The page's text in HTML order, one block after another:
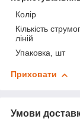
Колір
Кількість
ліній
Упаковка, шт
Приховати
Умови